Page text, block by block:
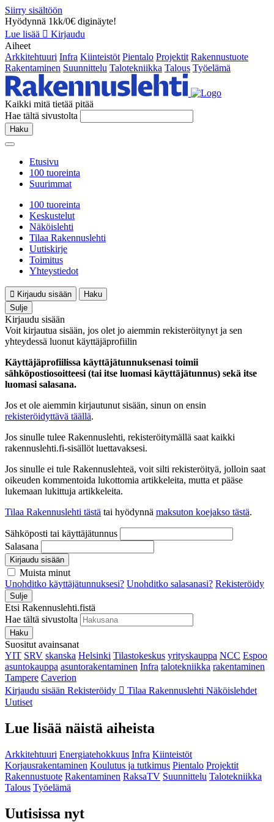
Siirry sisältöön
Hyödynnä 1kk/0€ diginäyte!
Lue lisää
Kirjaudu
Aiheet
Arkkitehtuuri Infra Kiinteistöt Pientalo Projektit Rakennustuote
Rakentaminen Suunnittelu Talotekniikka Talous Työelämä
Kaikki mitä tietää pitää
Hae tältä sivustolta
Haku
Etusivu
100 tuoreinta
Suurimmat
100 tuoreinta
Keskustelut
Näköislehti
Tilaa Rakennuslehti
Uutiskirje
Toimitus
Yhteystiedot
Kirjaudu sisään
Haku
Sulje
Kirjaudu sisään
Voit kirjautua sisään, jos olet jo aiemmin rekisteröitynyt ja sen
yhteydessä luonut käyttäjäprofiilin
Käyttäjäprofiilissa käyttäjätunnuksenasi toimii
sähköpostiosoitteesi (tai itse luomasi käyttäjätunnus) sekä itse
luomasi salasana.
Jos et ole aiemmin kirjautunut sisään, sinun on ensin
rekisteröidyttävä täällä.
Jos sinulle tulee Rakennuslehti, rekisteröitymällä saat kaikki
rakennuslehti.fi-sisällöt luettavaksesi.
Jos sinulle ei tule Rakennuslehteä, voit silti rekisteröityä, jolloin saat
oikeuden kommentoida lukottomia artikkeleita, mutta et pääse
lukemaan lukittuja artikkeleita.
Tilaa Rakennuslehti tästä tai hyödynnä maksuton koejakso tästä.
Sähköposti tai käyttäjätunnus
Salasana
Kirjaudu sisään
Muista minut
Unohditko käyttäjätunnuksesi? Unohditko salasanasi? Rekisteröidy
Sulje
Etsi Rakennuslehti.fistä
Hae tältä sivustolta
Haku
Suositut avainsanat
YIT SRV skanska Helsinki Tilastokeskus yrityskauppa NCC Espoo
asuntokauppa asuntorakentaminen Infra talotekniikka rakentaminen
Tampere Caverion
Kirjaudu sisään Rekisteröidy Tilaa Rakennuslehti Näköislehdet
Uutiset
Lue lisää näistä aiheista
Arkkitehtuuri Energiatehokkuus Infra Kiinteistöt
Korjausrakentaminen Koulutus ja tutkimus Pientalo Projektit
Rakennustuote Rakentaminen RaksaTV Suunnittelu Talotekniikka
Talous Työelämä
Uutisissa nyt